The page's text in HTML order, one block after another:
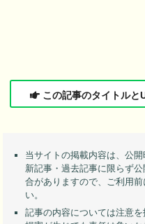
この記事のタイトルと
当サイトの掲載内容は、公
新記事・過去記事に限らず
合がありますので、ご利用
い。
記事の内容については注意